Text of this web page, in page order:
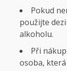
Pokud
použijte
alkoholu.
Při
osoba,